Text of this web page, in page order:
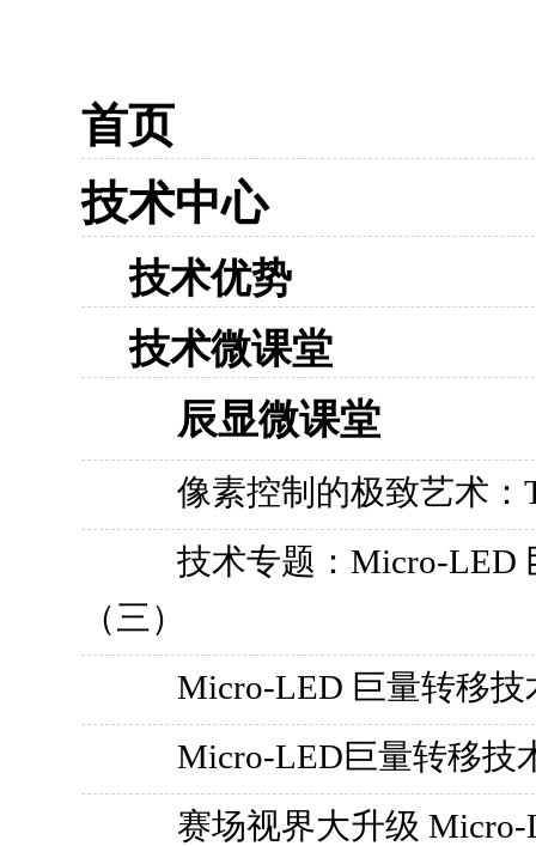
首页
技术中心
技术优势
技术微课堂
辰显微课堂
像素控制的极致艺术
技术专题：Micro-LED
（三）
Micro-LED 巨量转移
Micro-LED巨量转移技
赛场视界大升级